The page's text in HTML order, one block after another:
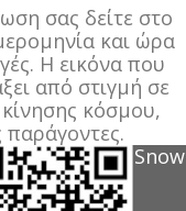
σας δείτε στο
και ώρα
Η εικόνα που
από στιγμή σε
κόσμου,
παράγοντες.
Snow